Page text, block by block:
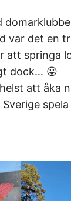
var det en
att springa
dock… 😛
att åka